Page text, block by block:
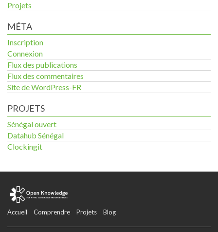
Projets
MÉTA
Inscription
Connexion
Flux des publications
Flux des commentaires
Site de WordPress-FR
PROJETS
Sénégal ouvert
Datahub Sénégal
Clockingit
Accueil Comprendre Projets Blog